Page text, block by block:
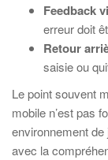
Feedback
erreur doit
Retour
saisie ou
Le point souvent
mobile n’est pas
environnement
avec la